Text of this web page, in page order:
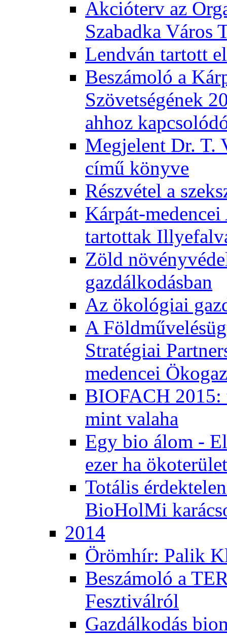
Akcióterv az
Szabadka Város
Lendván tartott
Beszámoló a
Szövetségének
ahhoz
Megjelent Dr. T.
című könyve
Részvétel a
Kárpát-
tartottak
Zöld
gazdálkodásban
Az ökológiai
A
Stratégiai
medencei
BIOFACH
mint valaha
Egy bio álom -
ezer ha
Totális
BioHolMi
2014
Örömhír: Palik
Beszámoló a
Fesztiválról
Gazdálkodás